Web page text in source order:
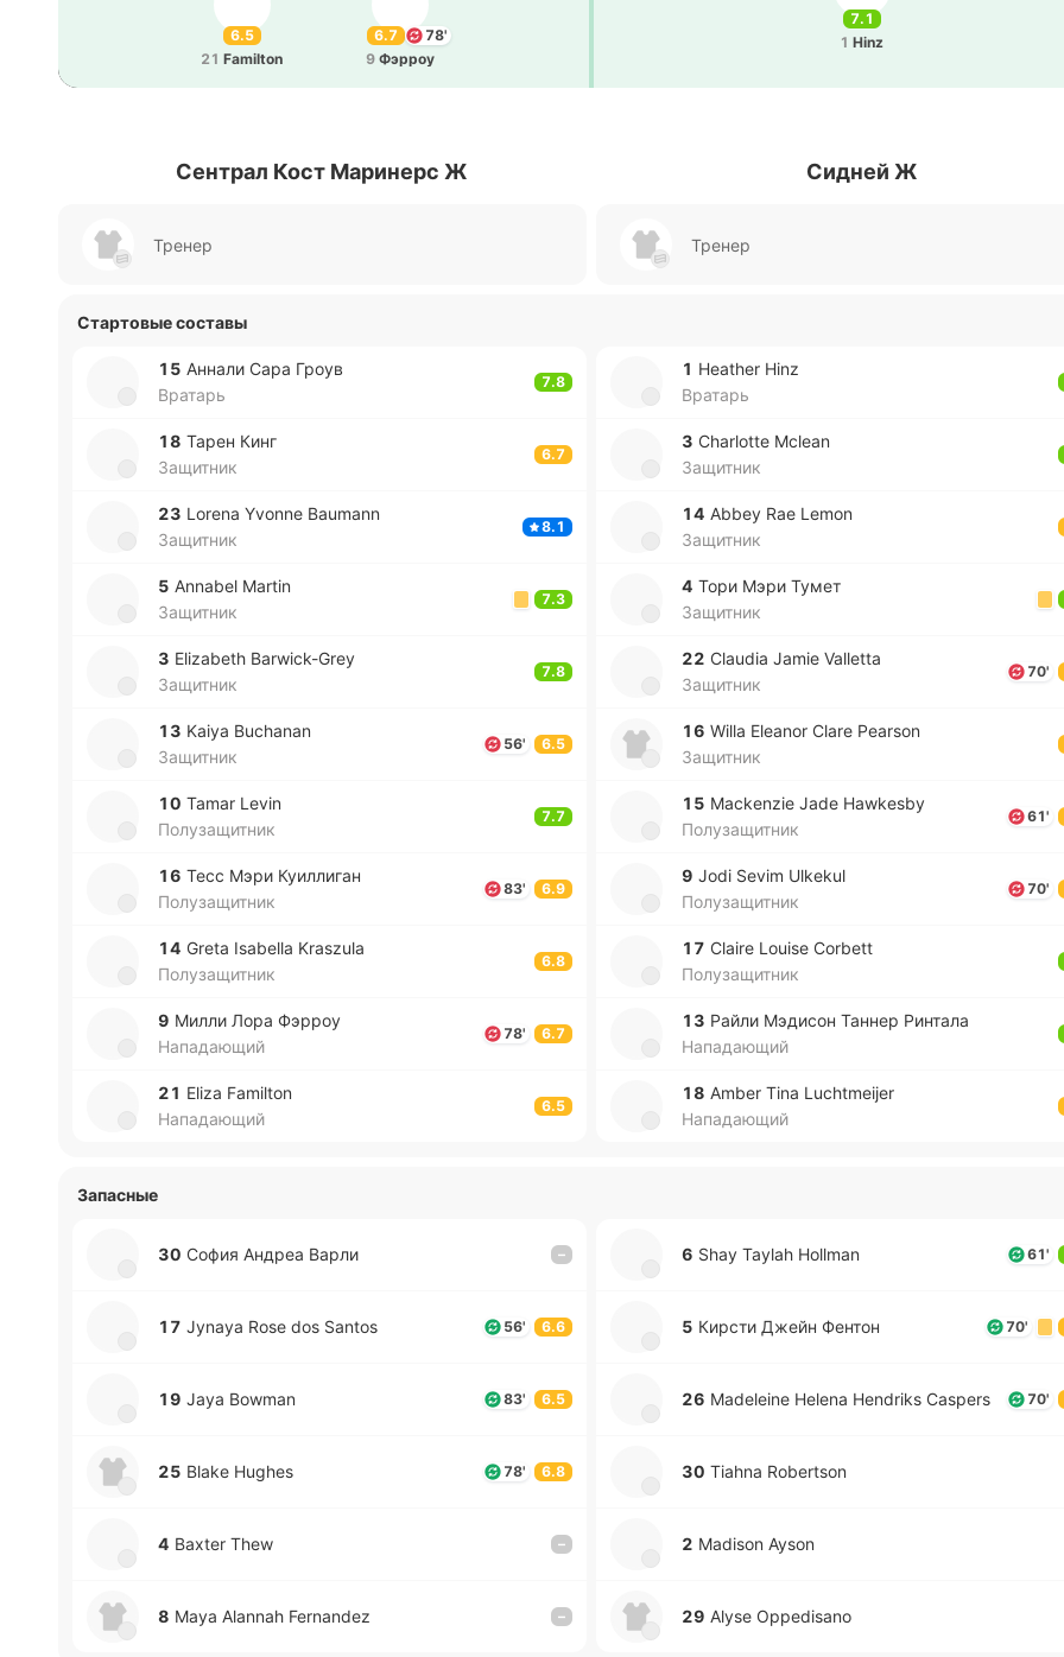
6.7
78'
9 Фэрроу
6.5
21 Familton
7.1
1 Hinz
Сентрал Кост Маринерс Ж Сидней Ж
Тренер Тренер
Стартовые составы
15 Аннали Сара Гроув
Вратарь
7.8
18 Тарен Кинг
Защитник
6.7
23 Lorena Yvonne Baumann
Защитник
8.1
5 Annabel Martin
Защитник
7.3
3 Elizabeth Barwick-Grey
Защитник
7.8
13 Kaiya Buchanan
Защитник
56' 6.5
10 Tamar Levin
Полузащитник
7.7
16 Тесс Мэри Куи­лли­ган
Полузащитник
83' 6.9
14 Greta Isabella Kraszula
Полузащитник
6.8
9 Милли Лора Фэрроу
Нападающий
78' 6.7
21 Eliza Familton
Нападающий
6.5
1 Heather Hinz
Вратарь
3 Charlotte Mclean
Защитник
14 Abbey Rae Lemon
Защитник
4 Тори Мэри Тумет
Защитник
22 Claudia Jamie Valletta
Защитник
70'
16 Willa Eleanor Clare Pearson
Защитник
15 Mackenzie Jade Hawkesby
Полузащитник
61'
9 Jodi Sevim Ulkekul
Полузащитник
70'
17 Claire Louise Corbett
Полузащитник
13 Райли Мэ­ди­сон Таннер Ри­нта­ла
Нападающий
18 Amber Tina Luchtmeijer
Нападающий
Запасные
30 София Андреа Варли –
17 Jynaya Rose dos Santos 56' 6.6
19 Jaya Bowman 83' 6.5
25 Blake Hughes 78' 6.8
4 Baxter Thew –
8 Maya Alannah Fernandez –
6 Shay Taylah Hollman 61'
5 Кирсти Джейн Фентон 70'
26 Madeleine Helena Hendriks Caspers 70'
30 Tiahna Robertson
2 Madison Ayson
29 Alyse Oppedisano